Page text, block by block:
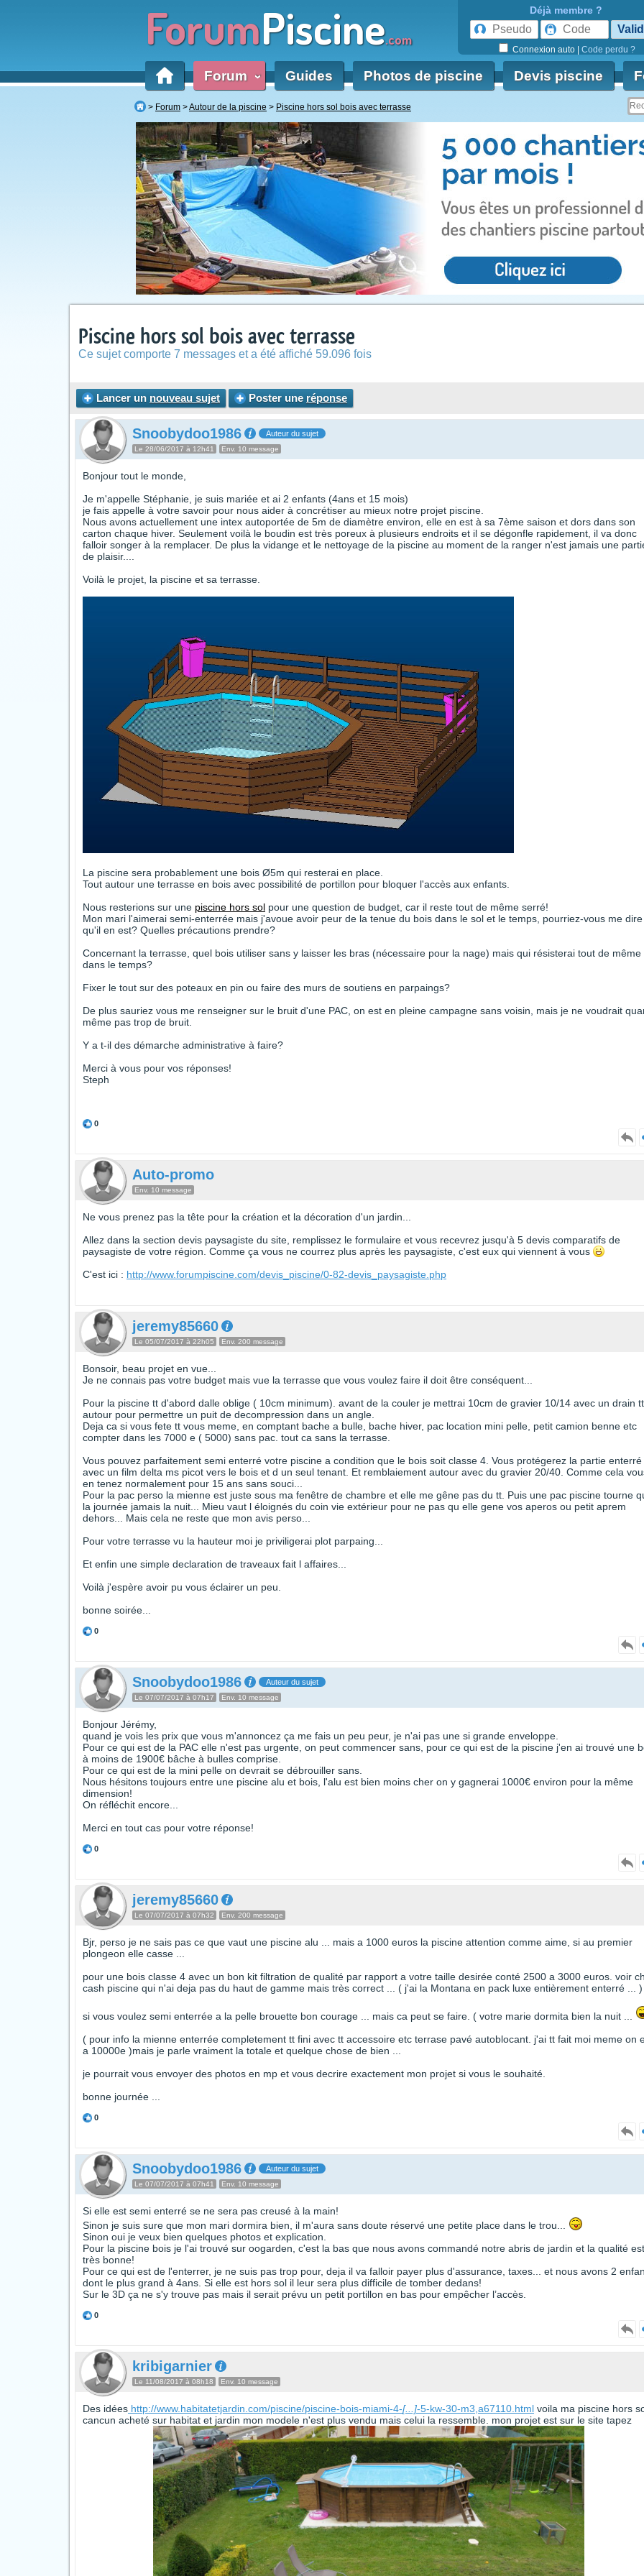
ForumPiscine.com
Déjà membre ?
Connexion auto Code perdu ?
Forum ‹ Guides Photos de piscine Devis piscine
Forum Autour de la piscine Piscine hors sol bois avec terrasse
Piscine hors sol bois avec terrasse
Ce sujet comporte 7 messages et a été affiché 59.096 fois
Lancer un nouveau sujet Poster une réponse
Snoobydoo1986 Auteur du sujet
Le 28/06/2017 à 12h41 Env. 10 message
Bonjour tout le monde,
Je m'appelle Stéphanie, je suis mariée et ai 2 enfants (4ans et 15 mois)
je fais appelle à votre savoir pour nous aider à concrétiser au mieux notre projet piscine.
Nous avons actuellement une intex autoportée de 5m de diamètre environ, elle en est à sa 7ème saison et dors dans son
carton chaque hiver. Seulement voilà le boudin est très poreux à plusieurs endroits et il se dégonfle rapidement, il va donc
falloir songer à la remplacer. De plus la vidange et le nettoyage de la piscine au moment de la ranger n'est jamais une
de plaisir....
Voilà le projet, la piscine et sa terrasse.
La piscine sera probablement une bois Ø5m qui resterai en place.
Tout autour une terrasse en bois avec possibilité de portillon pour bloquer l'accès aux enfants.
Nous resterions sur une piscine hors sol pour une question de budget, car il reste tout de même serré!
Mon mari l'aimerai semi-enterrée mais j'avoue avoir peur de la tenue du bois dans le sol et le temps, pourriez-vous me
qu'il en est? Quelles précautions prendre?
Concernant la terrasse, quel bois utiliser sans y laisser les bras (nécessaire pour la nage) mais qui résisterai tout de même
dans le temps?
Fixer le tout sur des poteaux en pin ou faire des murs de soutiens en parpaings?
De plus sauriez vous me renseigner sur le bruit d'une PAC, on est en pleine campagne sans voisin, mais je ne voudrait
même pas trop de bruit.
Y a t-il des démarche administrative à faire?
Merci à vous pour vos réponses!
Steph
0
Auto-promo
Env. 10 message
Ne vous prenez pas la tête pour la création et la décoration d'un jardin...
Allez dans la section devis paysagiste du site, remplissez le formulaire et vous recevrez jusqu'à 5 devis comparatifs de
paysagiste de votre région. Comme ça vous ne courrez plus après les paysagiste, c'est eux qui viennent à vous
C'est ici : http://www.forumpiscine.com/devis_piscine/0-82-devis_paysagiste.php
jeremy85660
Le 05/07/2017 à 22h05 Env. 200 message
Bonsoir, beau projet en vue...
Je ne connais pas votre budget mais vue la terrasse que vous voulez faire il doit être conséquent...
Pour la piscine tt d'abord dalle oblige ( 10cm minimum). avant de la couler je mettrai 10cm de gravier 10/14 avec un drain tt
autour pour permettre un puit de decompression dans un angle.
Deja ca si vous fete tt vous meme, en comptant bache a bulle, bache hiver, pac location mini pelle, petit camion benne etc
compter dans les 7000 e ( 5000) sans pac. tout ca sans la terrasse.
Vous pouvez parfaitement semi enterré votre piscine a condition que le bois soit classe 4. Vous protégerez la partie enterré
avec un film delta ms picot vers le bois et d un seul tenant. Et remblaiement autour avec du gravier 20/40. Comme cela
en tenez normalement pour 15 ans sans souci...
Pour la pac perso la mienne est juste sous ma fenêtre de chambre et elle me gêne pas du tt. Puis une pac piscine tourne
la journée jamais la nuit... Mieu vaut l éloignés du coin vie extérieur pour ne pas qu elle gene vos aperos ou petit aprem
dehors... Mais cela ne reste que mon avis perso...
Pour votre terrasse vu la hauteur moi je priviligerai plot parpaing...
Et enfin une simple declaration de traveaux fait l affaires...
Voilà j'espère avoir pu vous éclairer un peu.
bonne soirée...
0
Snoobydoo1986 Auteur du sujet
Le 07/07/2017 à 07h17 Env. 10 message
Bonjour Jérémy,
quand je vois les prix que vous m'annoncez ça me fais un peu peur, je n'ai pas une si grande enveloppe.
Pour ce qui est de la PAC elle n'est pas urgente, on peut commencer sans, pour ce qui est de la piscine j'en ai trouvé une
à moins de 1900€ bâche à bulles comprise.
Pour ce qui est de la mini pelle on devrait se débrouiller sans.
Nous hésitons toujours entre une piscine alu et bois, l'alu est bien moins cher on y gagnerai 1000€ environ pour la même
dimension!
On réfléchit encore...
Merci en tout cas pour votre réponse!
0
jeremy85660
Le 07/07/2017 à 07h32 Env. 200 message
Bjr, perso je ne sais pas ce que vaut une piscine alu ... mais a 1000 euros la piscine attention comme aime, si au premier
plongeon elle casse ...
pour une bois classe 4 avec un bon kit filtration de qualité par rapport a votre taille desirée conté 2500 a 3000 euros. voir
cash piscine qui n'ai deja pas du haut de gamme mais très correct ... ( j'ai la Montana en pack luxe entièrement enterré ... )
si vous voulez semi enterrée a la pelle brouette bon courage ... mais ca peut se faire. ( votre marie dormita bien la nuit ...
( pour info la mienne enterrée completement tt fini avec tt accessoire etc terrase pavé autoblocant. j'ai tt fait moi meme on
a 10000e )mais je parle vraiment la totale et quelque chose de bien ...
je pourrait vous envoyer des photos en mp et vous decrire exactement mon projet si vous le souhaité.
bonne journée ...
0
Snoobydoo1986 Auteur du sujet
Le 07/07/2017 à 07h41 Env. 10 message
Si elle est semi enterré se ne sera pas creusé à la main!
Sinon je suis sure que mon mari dormira bien, il m'aura sans doute réservé une petite place dans le trou...
Sinon oui je veux bien quelques photos et explication.
Pour la piscine bois je l'ai trouvé sur oogarden, c'est la bas que nous avons commandé notre abris de jardin et la qualité est
très bonne!
Pour ce qui est de l'enterrer, je ne suis pas trop pour, deja il va falloir payer plus d'assurance, taxes... et nous avons 2
dont le plus grand à 4ans. Si elle est hors sol il leur sera plus difficile de tomber dedans!
Sur le 3D ça ne s'y trouve pas mais il serait prévu un petit portillon en bas pour empêcher l’accès.
0
kribigarnier
Le 11/08/2017 à 08h18 Env. 10 message
Des idées http://www.habitatetjardin.com/piscine/piscine-bois-miami-4-[...]-5-kw-30-m3,a67110.html voila ma piscine hors
cancun acheté sur habitat et jardin mon modele n'est plus vendu mais celui la ressemble. mon projet est sur le site tapez